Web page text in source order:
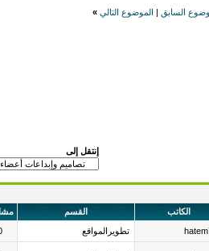
السابق الموضوع التالي »
إنتقل إلى
الكاتب القسم
تطويرالمواقع